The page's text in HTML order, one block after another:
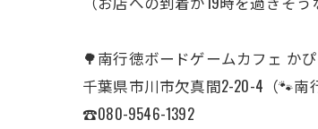
🌳南行徳ボードゲームカフェ か
千葉県市川市欠真間2-20-4（🐾南
☎︎080-9546-1392